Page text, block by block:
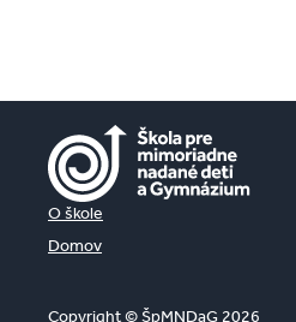
O škole
Domov
Copyright © ŠpMNDaG 2026